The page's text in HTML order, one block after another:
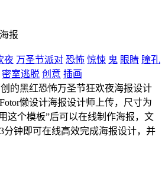
报
夜 万圣节派对 恐怖 惊悚 鬼 眼睛 瞳孔
密室逃脱 创意 插画
的黑红恐怖万圣节狂欢夜海报设计
懒设计海报设计师上传，尺寸为
这个模板”后可以在线制作海报，文
分钟即可在线高效完成海报设计，并